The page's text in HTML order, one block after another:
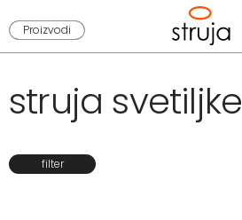
Proizvodi
struja svetiljke
filter